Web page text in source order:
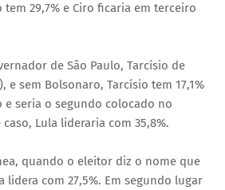
tem 29,7% e Ciro ficaria em terceiro
de São Paulo, Tarcísio de
e sem Bolsonaro, Tarcísio tem 17,1%
e seria o segundo colocado no
Lula lideraria com 35,8%.
quando o eleitor diz o nome que
lidera com 27,5%. Em segundo lugar